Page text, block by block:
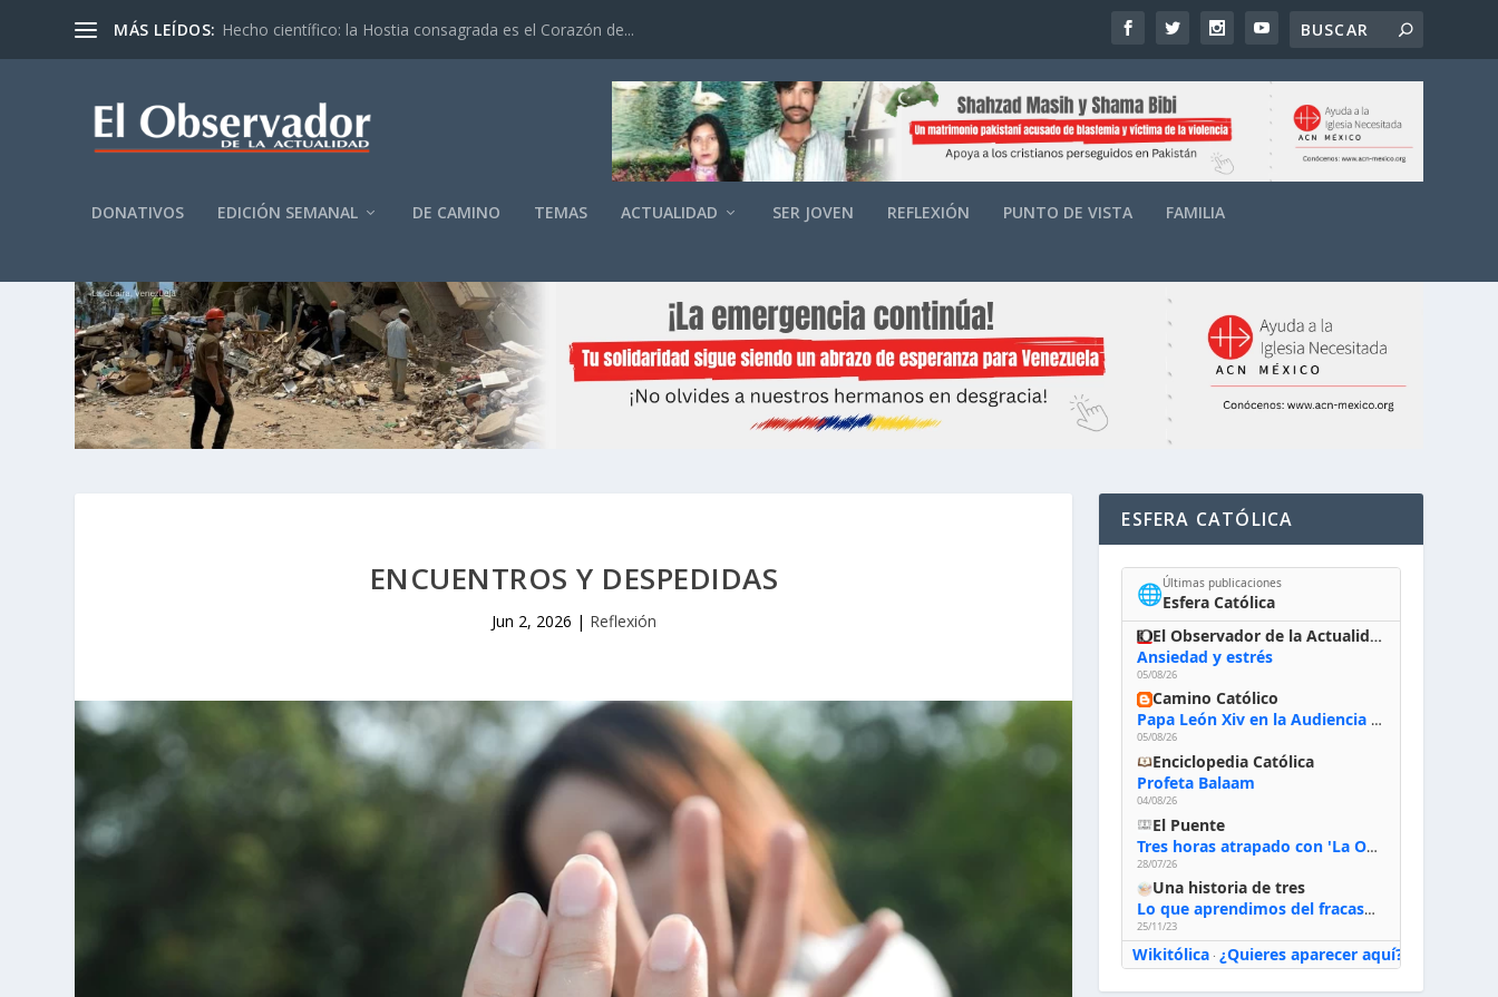
MÁS LEÍDOS: Hecho científico: la Hostia consagrada es el Corazón de...
DONATIVOS EDICIÓN SEMANAL DE CAMINO TEMAS ACTUALIDAD SER JOVEN REFLEXIÓN PUNTO DE VISTA FAMILIA
ENCUENTROS Y DESPEDIDAS
Jun 2, 2026 | Reflexión
ESFERA CATÓLICA
🌐Últimas publicaciones
Esfera Católica
El Observador de la Actualidad
Ansiedad y estrés
05/08/26
Camino Católico
Papa León Xiv en la Audiencia General, 5-8-2026: «Dios en el primer puesto; la oración, nuestra primera obligación; la liturgia, la primera fuente de la vida divina que se nos comunica, la primera escuela de nuestra vida espiritual»
05/08/26
Enciclopedia Católica
Profeta Balaam
04/08/26
El Puente
Tres horas atrapado con 'La Odisea' de Nolan
28/07/26
Una historia de tres
Lo que aprendimos del fracaso al emprender
25/11/23
Wikitólica· ¿Quieres aparecer aquí?